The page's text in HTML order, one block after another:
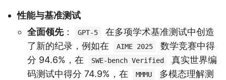
性能与基准测试
全面领先： GPT-5
在多项学术基准测试中创造
了新的纪录，例如在
AIME 2025
数学竞赛中得
分 94.6%，在
SWE-bench Verified
真实世界编
码测试中得分 74.9%，在
MMMU
多模态理解测